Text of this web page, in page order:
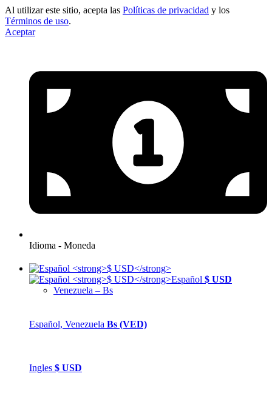
Al utilizar este sitio, acepta las Políticas de privacidad y los
Términos de uso.
Aceptar
Idioma - Moneda
Español $ USD
Venezuela – Bs
Español, Venezuela Bs (VED)
Ingles $ USD